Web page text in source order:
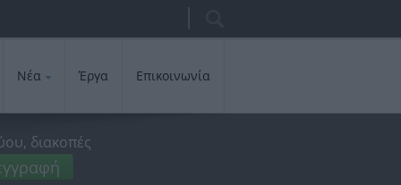
Φόρμα
αναζήτησης
Νέα Έργα Επικοινωνία
διακοπές